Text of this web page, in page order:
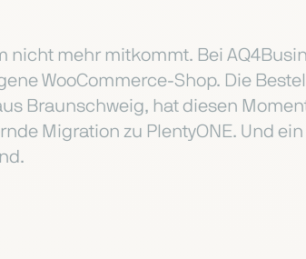
nicht mehr mitkommt. Bei
WooCommerce-Shop. Die
Braunschweig, hat diesen
Migration zu PlentyONE. Und